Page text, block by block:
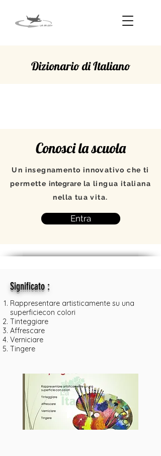
Dizionario di Italiano
Conosci la scuola
Un insegnamento innovativo che ti
permette integrare la lingua italiana
nella tua vita.
Entra
Significato:
Rappresentare artisticamente su una
superficiecon colori
Tinteggiare
Affrescare
Verniciare
Tingere